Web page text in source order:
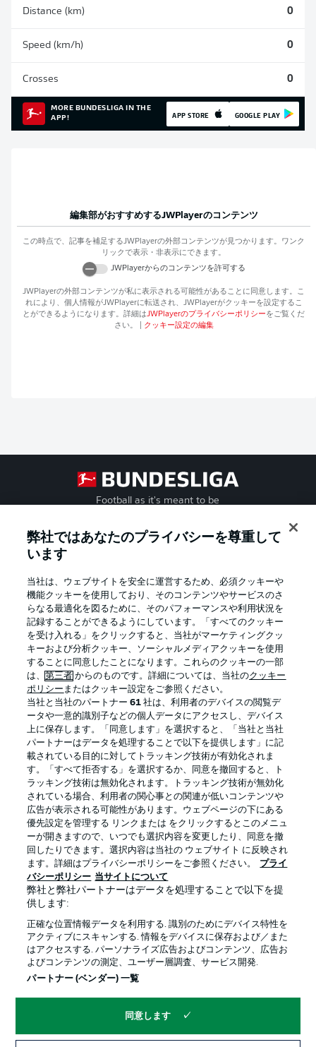
Distance (km) 0
Speed (km/h) 0
Crosses 0
MORE BUNDESLIGA IN THE
APP!
APP STORE GOOGLE PLAY
編集部がおすすめするJWPlayerのコンテンツ
この時点で、記事を補足するJWPlayerの外部コンテンツが見つかります。ワンク
リックで表示・非表示にできます。
JWPlayerからのコンテンツを許可する
JWPlayerの外部コンテンツが私に表示される可能性があることに同意します。こ
れにより、個人情報がJWPlayerに転送され、 JWPlayerがクッキーを設定するこ
とができるようになります。詳細はJWPlayerのプライバシーポリシーをご覧くだ
さい。
クッキー設定の編集
Football as it's meant to be
Official Partners
プライバシー・ポリシー 優先設定を管理する
利用条件 放送局
求人 選手
当サイトについて
© 2026 Bundesliga-Gruppe GmbH
言語をお選びください
弊社ではあなたのプライバシーを尊重して
います
当社は、ウェブサイトを安全に運営するため、必須クッキーや
機能クッキーを使用しており、そのコンテンツやサービスのさ
らなる最適化を図るために、そのパフォーマンスや利用状況を
記録することができるようにしています。「すべてのクッキー
を受け入れる」をクリックすると、当社がマーケティングクッ
キーおよび分析クッキー、ソーシャルメディアクッキーを使用
することに同意したことになります。これらのクッキーの一部
は、第三者 からのものです。詳細については、当社のクッキー
ポリシー またはクッキー設定をご参照ください。
当社と当社のパートナー61 社は、利用者のデバイスの閲覧デ
ータや一意的識別子などの個人データにアクセスし、デバイス
上に保存します。「同意します」を選択すると、「当社と当社
パートナーはデータを処理することで以下を提供します」に記
載されている目的に対してトラッキング技術が有効化されま
す。「すべて拒否する」を選択するか、同意を撤回すると、ト
ラッキング技術は無効化されます。トラッキング技術が無効化
されている場合、利用者の関心事との関連が低いコンテンツや
広告が表示される可能性があります。ウェブページの下にある
優先設定を管理する リンクまたは をクリックするとこのメニュ
ーが開きますので、いつでも選択内容を変更したり、同意を撤
回したりできます。選択内容は当社の ウェブサイト に反映され
ます。詳細はプライバシーポリシーをご参照ください。
プライ
バシーポリシー 当サイトについて
弊社と弊社パートナーはデータを処理することで以下を提
供します:
正確な位置情報データを利用する. 識別のためにデバイス特性を
アクティブにスキャンする. 情報をデバイスに保存および／また
はアクセスする. パーソナライズ広告およびコンテンツ、広告お
よびコンテンツの測定、ユーザー層調査、サービス開発.
パートナー (ベンダー) 一覧
同意します